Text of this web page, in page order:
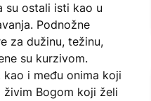
su ostali isti kao u
Podnožne
za dužinu, težinu,
su kurzivom.
i među onima koji
živim Bogom koji želi